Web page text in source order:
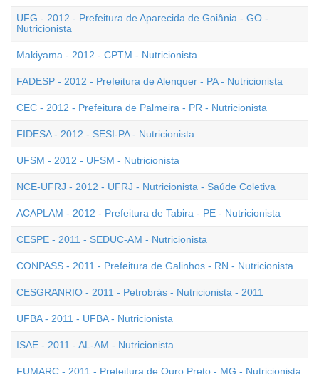
UFG - 2012 - Prefeitura de Aparecida de Goiânia - GO -
Nutricionista
Makiyama - 2012 - CPTM - Nutricionista
FADESP - 2012 - Prefeitura de Alenquer - PA - Nutricionista
CEC - 2012 - Prefeitura de Palmeira - PR - Nutricionista
FIDESA - 2012 - SESI-PA - Nutricionista
UFSM - 2012 - UFSM - Nutricionista
NCE-UFRJ - 2012 - UFRJ - Nutricionista - Saúde Coletiva
ACAPLAM - 2012 - Prefeitura de Tabira - PE - Nutricionista
CESPE - 2011 - SEDUC-AM - Nutricionista
CONPASS - 2011 - Prefeitura de Galinhos - RN - Nutricionista
CESGRANRIO - 2011 - Petrobrás - Nutricionista - 2011
UFBA - 2011 - UFBA - Nutricionista
ISAE - 2011 - AL-AM - Nutricionista
FUMARC - 2011 - Prefeitura de Ouro Preto - MG - Nutricionista